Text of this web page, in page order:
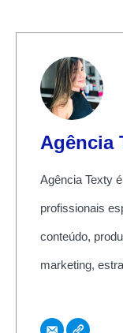
Agência
Agência Texty
profissionais
conteúdo,
marketing,